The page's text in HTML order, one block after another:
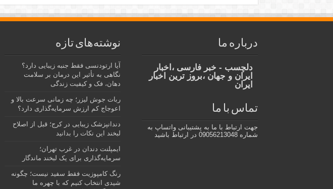
درباره ما
دلچسب - خبر فارسی ،اخبار
ایران و جهان ،بروز ترین اخبار
ایران
تماس با ما
جهت ارتباط با ما به پشتیبانی واتساپ به
شماره 09056213048 در ارتباط باشید
نوشته‌های تازه
آیا ارتودنسی فقط جنبه زیبایی دارد؟
نگاهی به تأثیر این درمان بر سلامت
دهان، فک و کیفیت زندگی
ربات جوش لیزر؛ چه زمانی سرعت بالا و
اعوجاج کم ارزش سرمایه‌گذاری دارد؟
دندانپزشک زیبایی در کرج؛ قبل از اصلاح
لبخند این نکات را بدانید
ایمپلنت دندان در غرب تهران؛
سرمایه‌گذاری برای یک لبخند ماندگار
رنگ کامپوزیت فقط سفید نیست؛ چگونه
شیدی انتخاب کنیم که با چهره ما